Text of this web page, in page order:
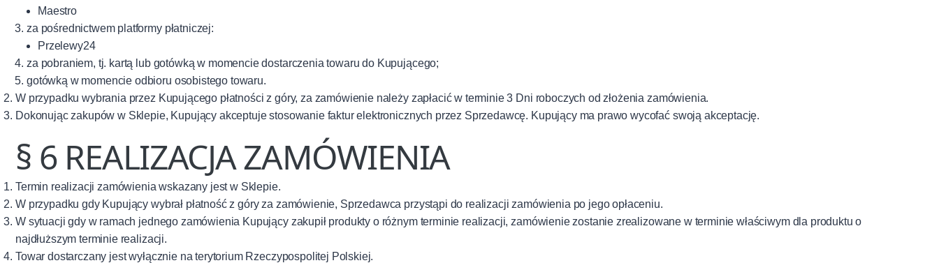
Maestro
za pośrednictwem platformy płatniczej:
Przelewy24
za pobraniem, tj. kartą lub gotówką w momencie dostarczenia towaru do Kupującego;
gotówką w momencie odbioru osobistego towaru.
W przypadku wybrania przez Kupującego płatności z góry, za zamówienie należy zapłacić w terminie 3 Dni roboczych od złożenia zamówienia.
Dokonując zakupów w Sklepie, Kupujący akceptuje stosowanie faktur elektronicznych przez Sprzedawcę. Kupujący ma prawo wycofać swoją akceptację.
§ 6 REALIZACJA ZAMÓWIENIA
Termin realizacji zamówienia wskazany jest w Sklepie.
W przypadku gdy Kupujący wybrał płatność z góry za zamówienie, Sprzedawca przystąpi do realizacji zamówienia po jego opłaceniu.
W sytuacji gdy w ramach jednego zamówienia Kupujący zakupił produkty o różnym terminie realizacji, zamówienie zostanie zrealizowane w terminie właściwym dla produktu o
najdłuższym terminie realizacji.
Towar dostarczany jest wyłącznie na terytorium Rzeczypospolitej Polskiej.